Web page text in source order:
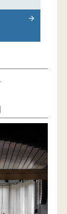
arrow_forward